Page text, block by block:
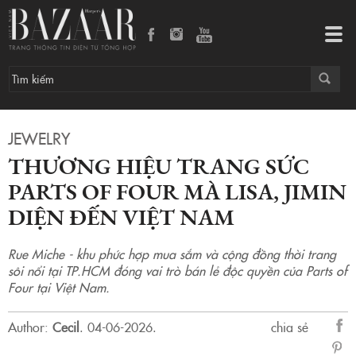
JEWELRY
THƯƠNG HIỆU TRANG SỨC
PARTS OF FOUR MÀ LISA, JIMIN
DIỆN ĐẾN VIỆT NAM
Rue Miche - khu phức hợp mua sắm và cộng đồng thời trang
sôi nổi tại TP.HCM đóng vai trò bán lẻ độc quyền của Parts of
Four tại Việt Nam.
Author: Cecil. 04-06-2026.
chia sẻ
sẻ